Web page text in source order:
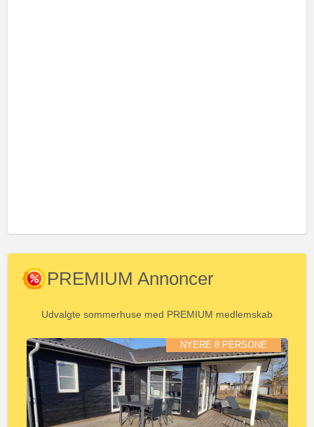
PREMIUM Annoncer
Udvalgte sommerhuse med PREMIUM medlemskab
NYERE 8 PERSONE